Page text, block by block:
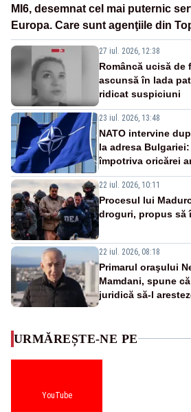
MI6, desemnat cel mai puternic
Europa. Care sunt agenţiile din
27 iul. 2026, 12:38
Româncă ucisă de
ascunsă în lada
ridicat suspiciuni
23 iul. 2026, 13:48
NATO intervine
la adresa
împotriva oricărei
22 iul. 2026, 10:11
Procesul lui
droguri, propus să
22 iul. 2026, 08:18
Primarul oraşului
Mamdani, spune
juridică să-l
URMĂREȘTE-NE PE
YouTube